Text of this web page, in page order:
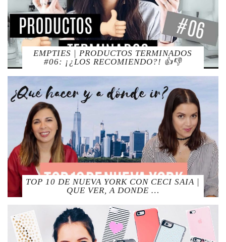
EMPTIES | PRODUCTOS TERMINADOS
#06: ¡¿LOS RECOMIENDO?! 👍👎
TOP 10 DE NUEVA YORK CON CECI SAIA |
QUE VER, A DONDE …